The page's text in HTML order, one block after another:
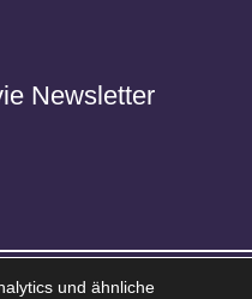
Newsletter
und ähnliche